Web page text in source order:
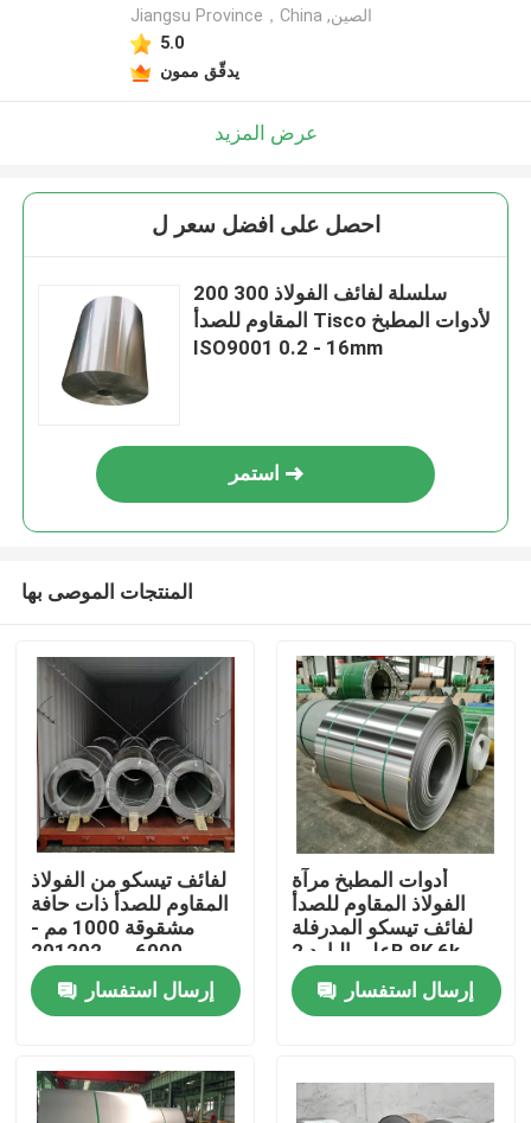
منزل
Jiangsu Province，China ,الصين
5.0
يدقّق ممون
عرض المزيد
احصل على افضل سعر ل
200 300 سلسلة لفائف الفولاذ
المقاوم للصدأ Tisco لأدوات المطبخ
ISO9001 0.2 - 16mm
استمر
المنتجات الموصى بها
لفائف تيسكو من الفولاذ
المقاوم للصدأ ذات حافة
مشقوقة 1000 مم -
6000 مم 201202
إرسال استفسار
أدوات المطبخ مرآة
الفولاذ المقاوم للصدأ
لفائف تيسكو المدرفلة
على البارد 2B 8K 6k
0.2mm
إرسال استفسار